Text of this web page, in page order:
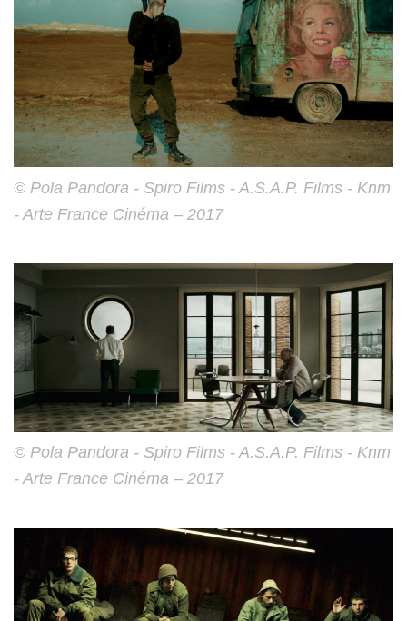
© Pola Pandora - Spiro Films - A.S.A.P. Films - Knm
- Arte France Cinéma – 2017
© Pola Pandora - Spiro Films - A.S.A.P. Films - Knm
- Arte France Cinéma – 2017